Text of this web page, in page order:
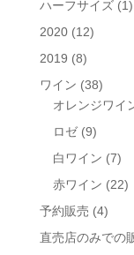
ハーフサイズ (1)
2020 (12)
2019 (8)
ワイン (38)
オレンジワイ
ロゼ (9)
白ワイン (7)
赤ワイン (22)
予約販売 (4)
直売店のみでの